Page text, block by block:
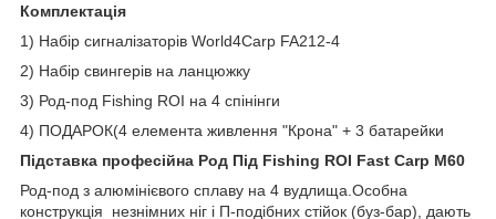
Комплектація
1) Набір сигналізаторів World4Carp FA212-4
2) Набір свингерів на ланцюжку
3) Род-под Fishing ROI на 4 спінінги
4) ПОДАРОК(4 елемента живлення "Крона" + 3 батарейки
Підставка професійна Род Під Fishing ROI Fast Carp M60
Род-под з алюмінієвого сплаву на 4 вудлища.Особна
конструкція незнімних ніг і П-подібних стійок (буз-бар), дають